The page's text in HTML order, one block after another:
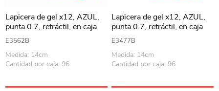
Lapicera de gel x12, AZUL,
punta 0.7, retráctil, en caja
BEIFA
E3562B
Medida: 14cm
Cantidad por caja: 96
Lapicera de gel x12, AZUL,
punta 0.7, retráctil, en caja
BEIFA
E3477B
Medida: 14cm
Cantidad por caja: 96